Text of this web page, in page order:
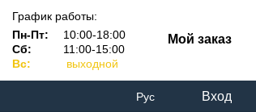
График работы:
Пн-Пт:
10:00-18:00
Сб:
11:00-15:00
Вс:
выходной
Мой заказ
Рус Вход